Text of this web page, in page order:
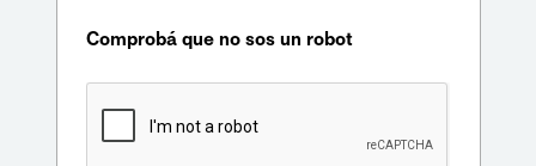
Comprobá que no sos un robot